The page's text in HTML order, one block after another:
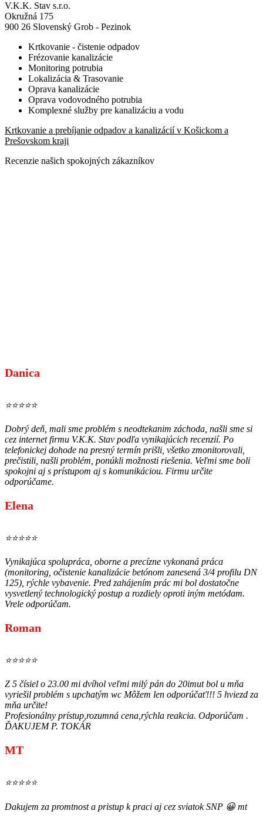
V.K.K. Stav s.r.o.
Okružná 175
900 26 Slovenský Grob - Pezinok
Krtkovanie - čistenie odpadov
Frézovanie kanalizácie
Monitoring potrubia
Lokalizácia & Trasovanie
Oprava kanalizácie
Oprava vodovodného potrubia
Komplexné služby pre kanalizáciu a vodu
Krtkovanie a prebíjanie odpadov a kanalizácií v Košickom a
Prešovskom kraji
Recenzie našich spokojných zákazníkov
Danica
⭐⭐⭐⭐⭐
Dobrý deň, mali sme problém s neodtekanim záchoda, našli sme si
cez internet firmu V.K.K. Stav podľa vynikajúcich recenzií. Po
telefonickej dohode na presný termín prišli, všetko zmonitorovali,
prečistili, našli problém, ponúkli možnosti riešenia. Veľmi sme boli
spokojni aj s prístupom aj s komunikáciou. Firmu určite
odporúčame.
Elena
⭐⭐⭐⭐⭐
Vynikajúca spolupráca, oborne a precízne vykonaná práca
(monitoring, očistenie kanalizácie betónom zanesená 3/4 profilu DN
125), rýchle vybavenie. Pred zahájením prác mi bol dostatočne
vysvetlený technologický postup a rozdiely oproti iným metódam.
Vrele odporúčam.
Roman
⭐⭐⭐⭐⭐
Z 5 čísiel o 23.00 mi dvíhol veľmi milý pán do 20imut bol u mňa
vyriešil problém s upchatým wc Môžem len odporúčať!!! 5 hviezd za
mňa určite!
Profesionálny prístup,rozumná cena,rýchla reakcia. Odporúčam .
ĎAKUJEM P. TOKÁR
MT
⭐⭐⭐⭐⭐
Dakujem za promtnost a pristup k praci aj cez sviatok SNP 😀 mt